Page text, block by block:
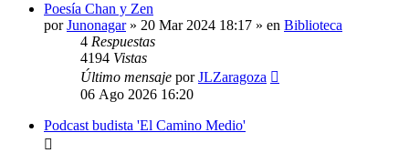
Poesía Chan y Zen
porJunonagar» 20 Mar 2024 18:17 » en Biblioteca
4 Respuestas
4194 Vistas
Último mensaje porJLZaragoza
06 Ago 2026 16:20
Podcast budista 'El Camino Medio'